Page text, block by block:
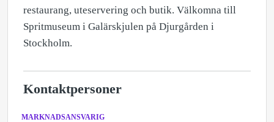
restaurang, uteservering och butik. Välkomna till
Spritmuseum i Galärskjulen på Djurgården i
Stockholm.
Kontaktpersoner
MARKNADSANSVARIG